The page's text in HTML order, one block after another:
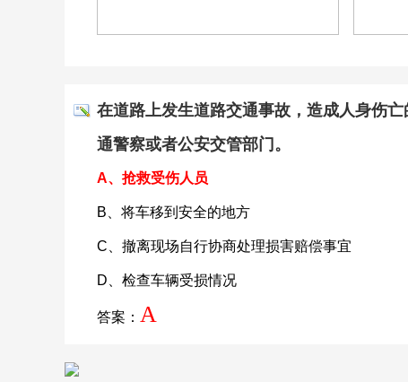
在道路上发生道路交通事故，造成人身伤
通警察或者公安交管部门。
A、抢救受伤人员
B、将车移到安全的地方
C、撤离现场自行协商处理损害赔偿事宜
D、检查车辆受损情况
答案： A